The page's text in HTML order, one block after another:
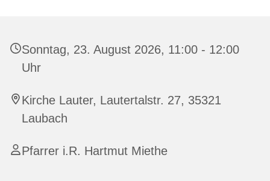
Sonntag, 23. August 2026, 11:00 - 12:00
Uhr
Kirche Lauter, Lautertalstr. 27, 35321
Laubach
Pfarrer i.R. Hartmut Miethe